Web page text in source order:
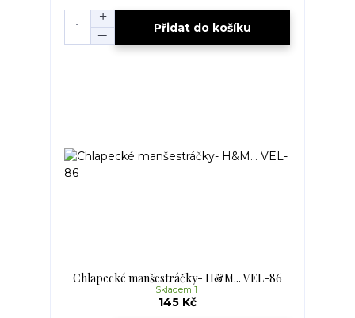
Přidat do košíku
Chlapecké manšestráčky- H&M... VEL-86
145 Kč
Skladem 1